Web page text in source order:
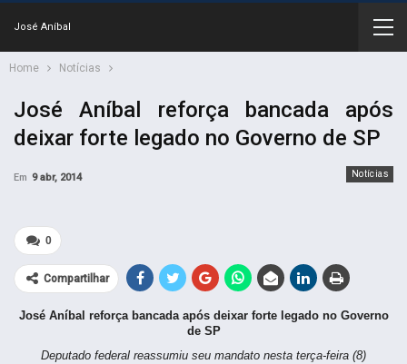
José Aníbal
Home Notícias
José Aníbal reforça bancada após
deixar forte legado no Governo de SP
Notícias
Em 9 abr, 2014
0
Compartilhar
José Aníbal reforça bancada após deixar forte legado no Governo
de SP
Deputado federal reassumiu seu mandato nesta terça-feira (8)